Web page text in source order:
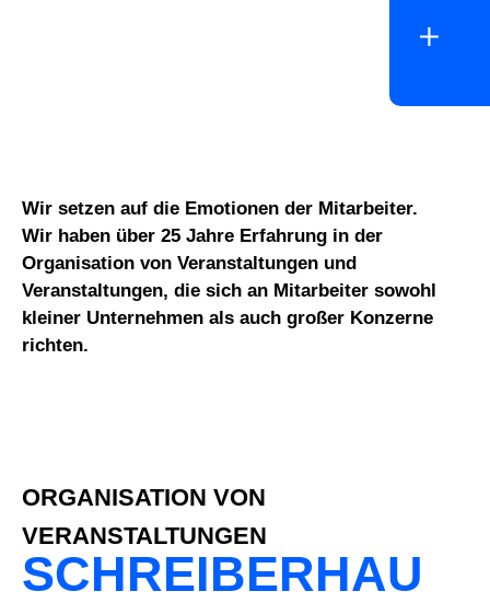
Wir setzen auf die Emotionen der Mitarbeiter.
Wir haben über 25 Jahre Erfahrung in der
Organisation von Veranstaltungen und
Veranstaltungen, die sich an Mitarbeiter sowohl
kleiner Unternehmen als auch großer Konzerne
richten.
ORGANISATION VON
VERANSTALTUNGEN
SCHREIBERHAU